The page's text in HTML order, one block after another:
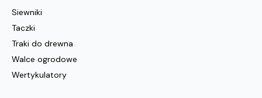
Siewniki
Taczki
Traki do drewna
Walce ogrodowe
Wertykulatory